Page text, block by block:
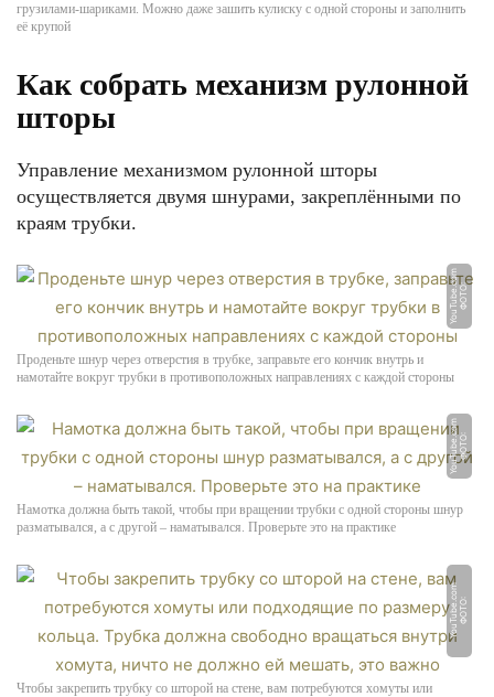
грузилами-шариками. Можно даже зашить кулиску с одной стороны и заполнить
её крупой
Как собрать механизм рулонной
шторы
Управление механизмом рулонной шторы
осуществляется двумя шнурами, закреплёнными по
краям трубки.
Ф
О
Т
О:
Y
o
u
T
u
b
e.
c
o
m
Проденьте шнур через отверстия в трубке, заправьте его кончик внутрь и
намотайте вокруг трубки в противоположных направлениях с каждой стороны
Ф
О
Т
О:
Y
o
u
T
u
b
e.
c
o
m
Намотка должна быть такой, чтобы при вращении трубки с одной стороны шнур
разматывался, а с другой – наматывался. Проверьте это на практике
Ф
О
Т
О:
Y
o
u
T
u
b
e.
c
o
m
Чтобы закрепить трубку со шторой на стене, вам потребуются хомуты или